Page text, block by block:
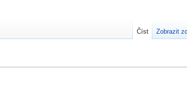
Číst Zobrazit